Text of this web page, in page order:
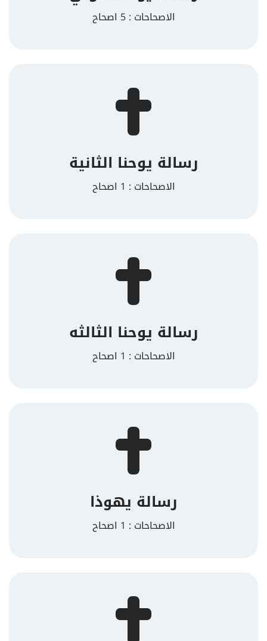
الاصحاحات : 5 اصحاح
رسالة يوحنا الثانية
الاصحاحات : 1 اصحاح
رسالة يوحنا الثالثه
الاصحاحات : 1 اصحاح
رسالة يهوذا
الاصحاحات : 1 اصحاح